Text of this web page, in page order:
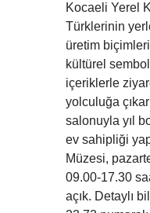
Kocaeli Yerel
Türklerinin
üretim
kültürel
içeriklerle
yolculuğa
salonuyla yıl
ev sahipliği
Müzesi,
09.00-17.30
açık. Detaylı